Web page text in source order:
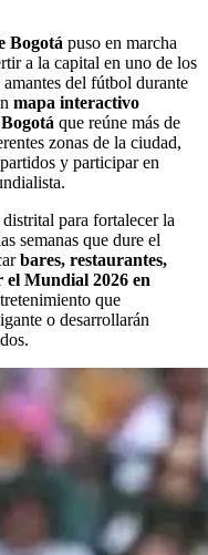
Bogotá puso en marcha
a la capital en uno de los
del fútbol durante
mapa interactivo
que reúne más de
zonas de la ciudad,
y participar en
para fortalecer la
semanas que dure el
bares, restaurantes,
el Mundial 2026 en
que
o desarrollarán